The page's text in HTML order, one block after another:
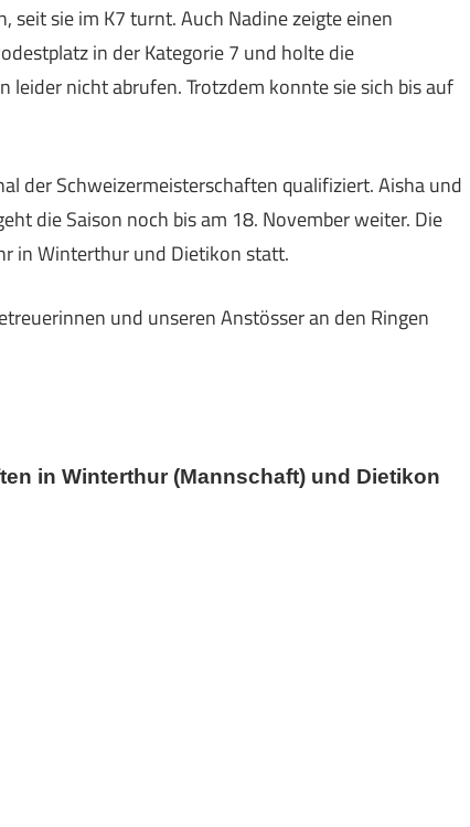
seit sie im K7 turnt. Auch Nadine zeigte einen
in der Kategorie 7 und holte die
nicht abrufen. Trotzdem konnte sie sich bis auf
der Schweizermeisterschaften qualifiziert. Aisha und
die Saison noch bis am 18. November weiter. Die
in Winterthur und Dietikon statt.
und unseren Anstösser an den Ringen
in Winterthur (Mannschaft) und Dietikon